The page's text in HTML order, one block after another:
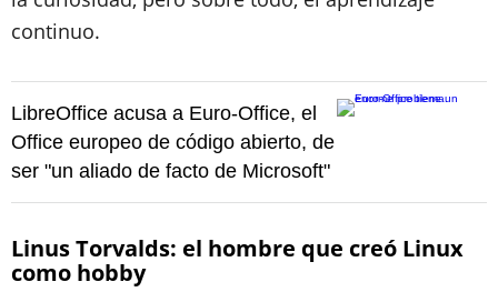
continuo.
LibreOffice acusa a Euro-Office, el
Office europeo de código abierto, de
ser "un aliado de facto de Microsoft"
Linus Torvalds: el hombre que creó Linux
como hobby